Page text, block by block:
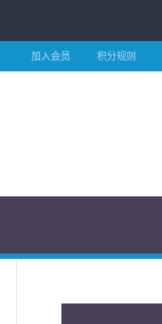
加入会员 积分规则